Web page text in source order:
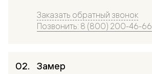
Заказать обратный звонок
Позвонить: 8 (800) 200-46-66
Замер